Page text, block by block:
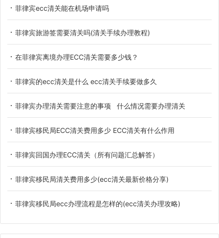
菲律宾ecc清关能在机场申请吗
菲律宾旅游签需要清关吗(清关手续办理教程)
在菲律宾离境办理ECC清关需要多少钱？
菲律宾的ecc清关是什么 ecc清关手续要做多久
菲律宾办理清关需要注意的事项 什么情况需要办理清关
菲律宾移民局ECC清关费用多少 ECC清关有什么作用
菲律宾回国办理ECC清关（所有问题汇总解答）
菲律宾移民局清关费用多少(ecc清关最新价格分享)
菲律宾移民局ecc办理流程是怎样的(ecc清关办理攻略)